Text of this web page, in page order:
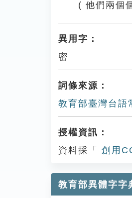
( 他們兩個
異用字：
密
詞條來源：
教育部臺灣台語
授權資訊：
資料採「
創用
教育部異體字字